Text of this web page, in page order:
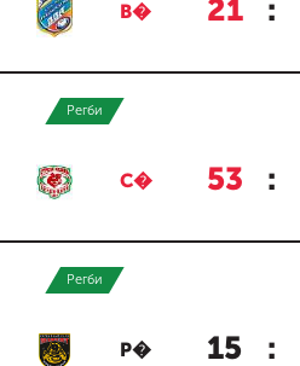
В� 21 :
Регби
С� 53 :
Регби
Р� 15 :